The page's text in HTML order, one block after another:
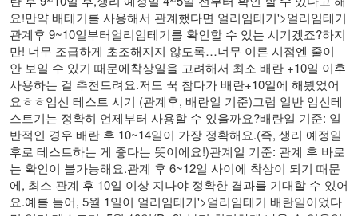
요!​만약 배테기를 사용해서 관계했다면 얼리임테기'>얼리임테기
관계후 9~10일부터얼리임테기를 확인할 수 있는 시기겠죠?​하지
만! 너무 조급하게 초조해지지 않도록…너무 이른 시점엔 줄이
안 보일 수 있기 때문에착상일을 고려해서 최소 배란 +10일 이후
사용하는 걸 추천드려요.저도 꾹 참다가 배란+10일에 해봤었어
요ㅎㅎ임신 테스트 시기 (관계후, 배란일 기준)그럼 일반 임신테
스트기는 정확히 언제부터 사용할 수 있을까요?​배란일 기준: 일
반적인 경우 배란 후 10~14일이 가장 정확해요.(즉, 생리 예정일
후로 테스트하는 게 좋다는 뜻이에요!)​관계일 기준: 관계 후 바로
는 확인이 불가능해요.관계 후 6~12일 사이에 착상이 되기 때문
에, 최소 관계 후 10일 이상 지나야 정확한 결과를 기대할 수 있어
요.​예를 들어, 5월 1일이 얼리임테기'>얼리임테기 배란일이었다